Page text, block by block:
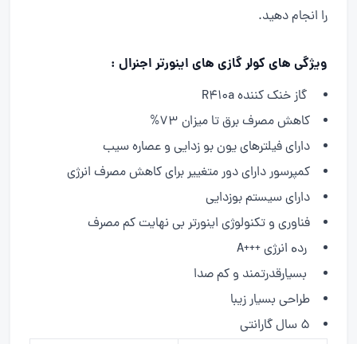
را انجام دهید.
ویژگی های کولر گازی های اینورتر اجنرال :
گاز خنک کننده R410a
کاهش مصرف برق تا میزان 73%
دارای فیلترهای یون بو زدایی و عصاره سیب
کمپرسور دارای دور متغییر برای کاهش مصرف انرژی
دارای سیستم بوزدایی
فناوری و تکنولوژی اینورتر بی نهایت کم مصرف
ردە انرژی +++A
بسیارقدرتمند و کم صدا
طراحی بسیار زیبا
5 سال گارانتی